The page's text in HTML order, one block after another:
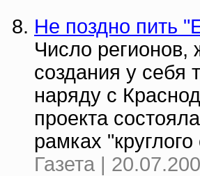
Не поздно пить
Число регионов,
создания у себя
наряду с
проекта
рамках
Газета |